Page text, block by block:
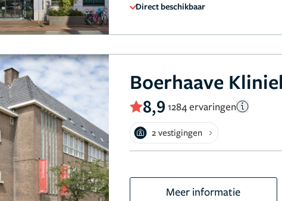
Direct beschikbaar
Boerhaave
8,9 1284 ervaringen
2 vestigingen
Meer informatie